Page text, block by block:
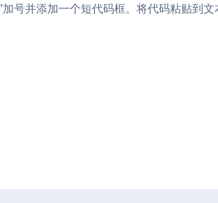
并添加一个短代码框。将代码粘贴到文